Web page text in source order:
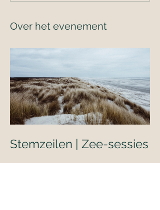
Over het evenement
Stemzeilen | Zee-sessies